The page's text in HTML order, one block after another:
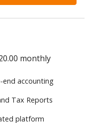
monthly
end accounting
Tax Reports
platform